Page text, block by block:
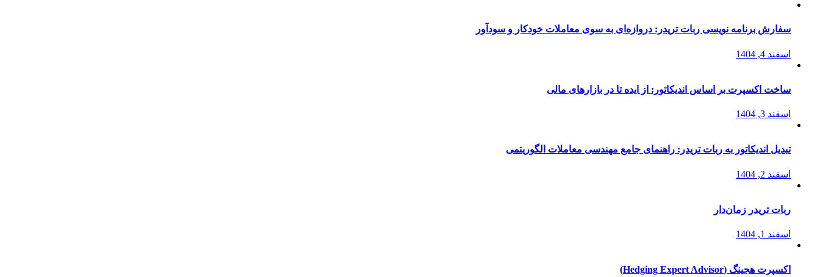
سفارش برنامه نویسی ربات تریدر: دروازه‌ای به سوی معاملات خودکار و سودآور
اسفند 4, 1404
ساخت اکسپرت بر اساس اندیکاتور: از ایده تا در بازارهای مالی
اسفند 3, 1404
تبدیل اندیکاتور به ربات تریدر: راهنمای جامع مهندسی معاملات الگوریتمی
اسفند 2, 1404
ربات تریدر زمان‌دار
اسفند 1, 1404
اکسپرت هجینگ (Hedging Expert Advisor)